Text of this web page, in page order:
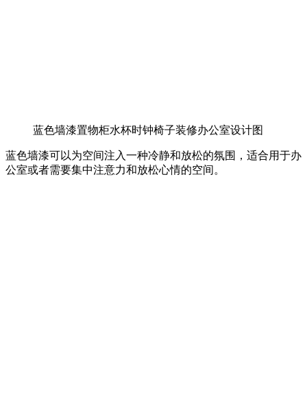
蓝色墙漆置物柜水杯时钟椅子装修办公室设计图
蓝色墙漆可以为空间注入一种冷静和放松的氛围，适合用于办
公室或者需要集中注意力和放松心情的空间。